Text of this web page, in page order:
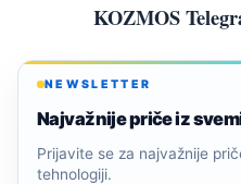
KOZMOS
NEWSLETTER
Najvažnije priče iz
Prijavite se za najvažnije
tehnologiji.